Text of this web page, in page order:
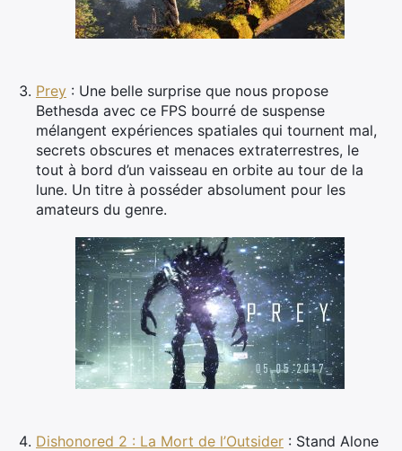
Prey : Une belle surprise que nous propose
Bethesda avec ce FPS bourré de suspense
mélangent expériences spatiales qui tournent mal,
secrets obscures et menaces extraterrestres, le
tout à bord d’un vaisseau en orbite au tour de la
lune. Un titre à posséder absolument pour les
amateurs du genre.
Dishonored 2 : La Mort de l’Outsider : Stand Alone